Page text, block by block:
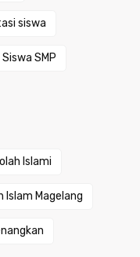
siswa
SMP
Islami
Islam Magelang